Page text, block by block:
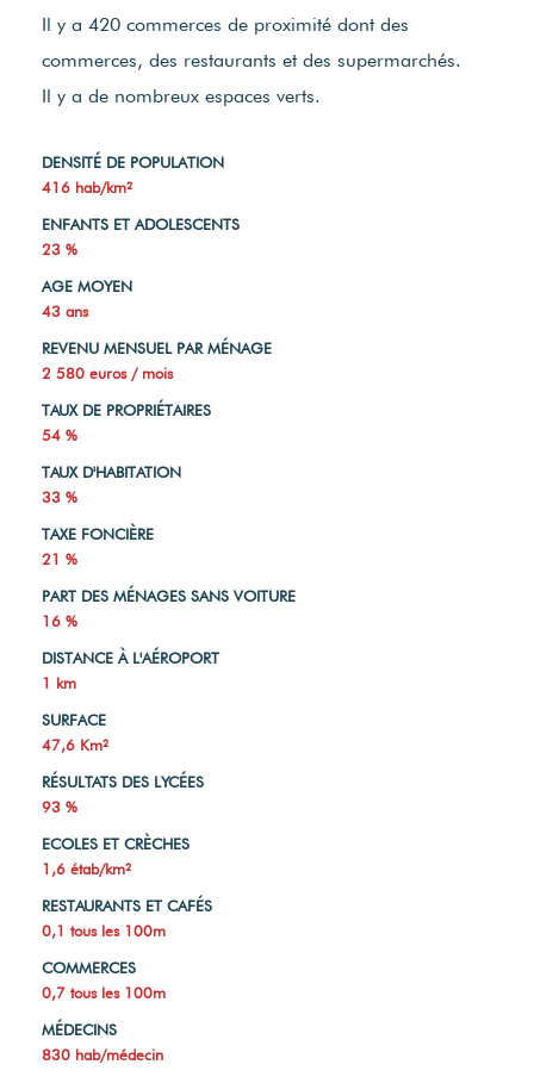
Il y a 420 commerces de proximité dont des
commerces, des restaurants et des supermarchés.
Il y a de nombreux espaces verts.
DENSITÉ DE POPULATION
416 hab/km²
ENFANTS ET ADOLESCENTS
23 %
AGE MOYEN
43 ans
REVENU MENSUEL PAR MÉNAGE
2 580 euros / mois
TAUX DE PROPRIÉTAIRES
54 %
TAUX D'HABITATION
33 %
TAXE FONCIÈRE
21 %
PART DES MÉNAGES SANS VOITURE
16 %
DISTANCE À L'AÉROPORT
1 km
SURFACE
47,6 Km²
RÉSULTATS DES LYCÉES
93 %
ECOLES ET CRÈCHES
1,6 étab/km²
RESTAURANTS ET CAFÉS
0,1 tous les 100m
COMMERCES
0,7 tous les 100m
MÉDECINS
830 hab/médecin